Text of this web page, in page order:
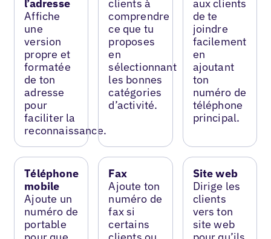
l’adresse
Affiche
une
version
propre et
formatée
de ton
adresse
pour
faciliter la
reconnaissance.
clients à
comprendre
ce que tu
proposes
en
sélectionnant
les bonnes
catégories
d’activité.
aux clients
de te
joindre
facilement
en
ajoutant
ton
numéro de
téléphone
principal.
Téléphone
mobile
Ajoute un
numéro de
portable
Fax
Ajoute ton
numéro de
fax si
certains
Site web
Dirige les
clients
vers ton
site web